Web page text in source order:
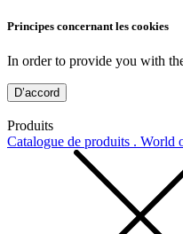
Principes concernant les cookies
In order to provide you with
D’accord
Produits
Catalogue de produits . World